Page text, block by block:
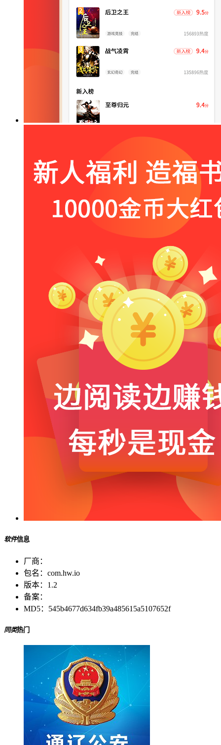
软件信息
厂商：
包名： com.hw.io
版本： 1.2
备案：
MD5： 545b4677d634fb39a485615a5107652f
同类热门